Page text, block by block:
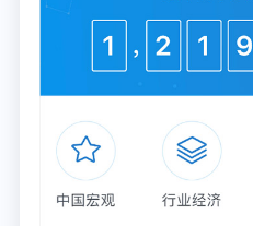
小洋表示，如果联名的公
者是特别定制、限量款
1000%Be@rbrick「秋图
直逼126000英镑（折合人
有史以来拍卖场上最昂贵